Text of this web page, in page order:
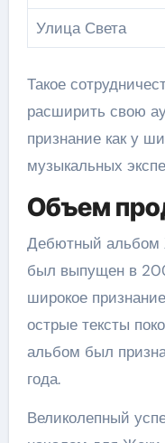
Улица Света
Такое
расширить свою
признание как у
музыкальных
Объем
Дебютный альбом
был выпущен в
широкое
острые тексты
альбом был
года.
Великолепный